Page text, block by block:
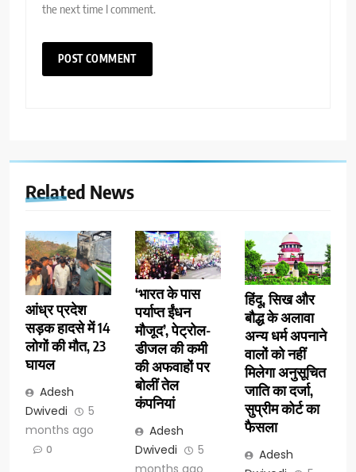
the next time I comment.
Related News
आंध्र प्रदेश
सड़क हादसे में 14
लोगों की मौत, 23
घायल
Adesh
Dwivedi
5
months ago
0
‘भारत के पास
पर्याप्त ईंधन
मौजूद’, पेट्रोल-
डीजल की कमी
की अफवाहों पर
बोलीं तेल
कंपनियां
Adesh
Dwivedi
5
हिंदू, सिख और
बौद्ध के अलावा
अन्य धर्म अपनाने
वालों को नहीं
मिलेगा अनुसूचित
जाति का दर्जा,
सुप्रीम कोर्ट का
फैसला
Adesh